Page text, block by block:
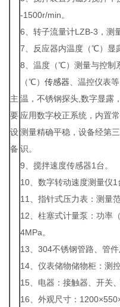
主
要
设
备
-1500r/min。
6、转子流量计LZB-3，测
7、反应器内温度（℃）显
8、温度（℃）测量与控制
（℃）传感器、温控仪表
温，不锈钢探头,数字显露
应用数字校正系统，内置
测量精确平稳，设备经第
识。
9、搅拌速度传感器1台。
10、数字转动速度测量仪1
11、指针式压力表：测量
12、柱塞式计量泵：功率
4MPa。
13、304不锈钢管路、管件
14、仪表储物储物柜：测
15、电器：接触器、开关
16、外观尺寸：